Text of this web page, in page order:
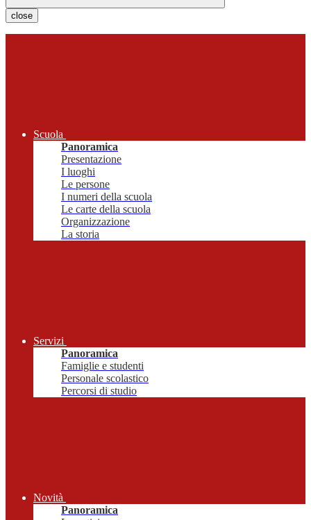
close
Scuola
Panoramica
Presentazione
I luoghi
Le persone
I numeri della scuola
Le carte della scuola
Organizzazione
La storia
Servizi
Panoramica
Famiglie e studenti
Personale scolastico
Percorsi di studio
Novità
Panoramica